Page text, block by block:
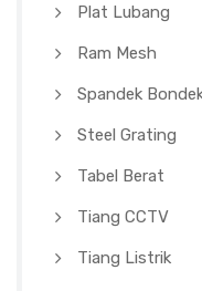
Plat Lubang
Ram Mesh
Spandek
Steel Grating
Tabel Berat
Tiang CCTV
Tiang Listrik